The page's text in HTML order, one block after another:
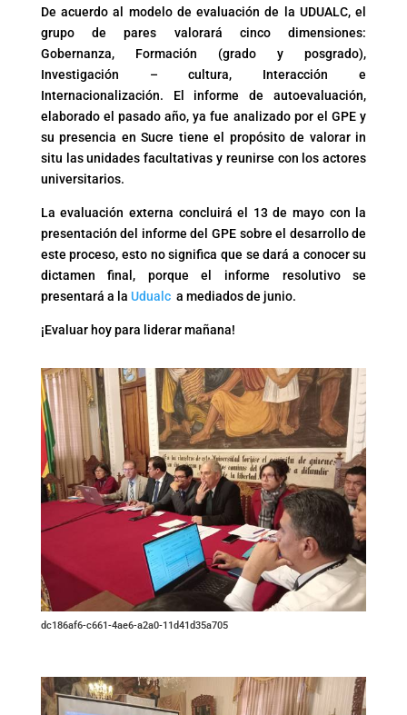
De acuerdo al modelo de evaluación de la UDUALC, el
grupo de pares valorará cinco dimensiones:
Gobernanza, Formación (grado y posgrado),
Investigación – cultura, Interacción e
Internacionalización. El informe de autoevaluación,
elaborado el pasado año, ya fue analizado por el GPE y
su presencia en Sucre tiene el propósito de valorar in
situ las unidades facultativas y reunirse con los actores
universitarios.
La evaluación externa concluirá el 13 de mayo con la
presentación del informe del GPE sobre el desarrollo de
este proceso, esto no significa que se dará a conocer su
dictamen final, porque el informe resolutivo se
presentará a la Udualca mediados de junio.
¡Evaluar hoy para liderar mañana!
dc186af6-c661-4ae6-a2a0-11d41d35a705